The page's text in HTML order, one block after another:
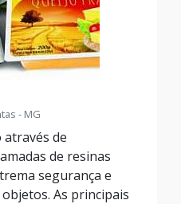
- MG
de
de resinas
segurança e
As principais